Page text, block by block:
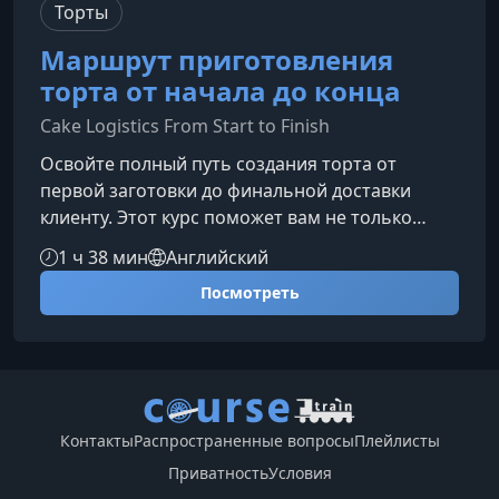
Торты
Маршрут приготовления
торта от начала до конца
Cake Logistics From Start to Finish
Освойте полный путь создания торта от
первой заготовки до финальной доставки
клиенту. Этот курс поможет вам не только
улучшить технику украшения, но и выстроить
профессиональный, надёжный рабочий
процесс, необходимый для успешного
— от базовой сборки до безопасной
транспортировки готового изделия.Главные
1 ч 38 мин Английский
Посмотреть
КонтактыРаспространенные вопросыПлейлисты
ПриватностьУсловия